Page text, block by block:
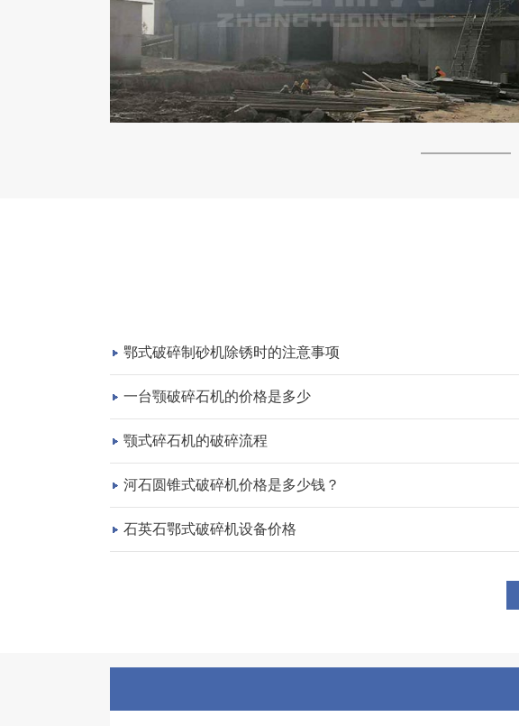
鄂式破碎制砂机除锈时的注意事项
一台颚破碎石机的价格是多少
颚式碎石机的破碎流程
河石圆锥式破碎机价格是多少钱？
石英石鄂式破碎机设备价格